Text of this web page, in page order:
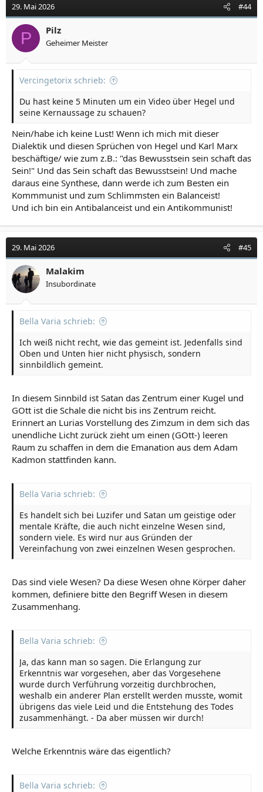
29. Mai 2026 #44
P Pilz
Geheimer Meister
Vercingetorix schrieb:
Du hast keine 5 Minuten um ein Video über Hegel und
seine Kernaussage zu schauen?
Nein/habe ich keine Lust! Wenn ich mich mit dieser
Dialektik und diesen Sprüchen von Hegel und Karl Marx
beschäftige/ wie zum z.B.: "das Bewusstsein sein schaft das
Sein!" Und das Sein schaft das Bewusstsein! Und mache
daraus eine Synthese, dann werde ich zum Besten ein
Kommmunist und zum Schlimmsten ein Balanceist!
Und ich bin ein Antibalanceist und ein Antikommunist!
29. Mai 2026 #45
Malakim
Insubordinate
Bella Varia schrieb:
Ich weiß nicht recht, wie das gemeint ist. Jedenfalls sind
Oben und Unten hier nicht physisch, sondern
sinnbildlich gemeint.
In diesem Sinnbild ist Satan das Zentrum einer Kugel und
GOtt ist die Schale die nicht bis ins Zentrum reicht.
Erinnert an Lurias Vorstellung des Zimzum in dem sich das
unendliche Licht zurück zieht um einen (GOtt-) leeren
Raum zu schaffen in dem die Emanation aus dem Adam
Kadmon stattfinden kann.
Bella Varia schrieb:
Es handelt sich bei Luzifer und Satan um geistige oder
mentale Kräfte, die auch nicht einzelne Wesen sind,
sondern viele. Es wird nur aus Gründen der
Vereinfachung von zwei einzelnen Wesen gesprochen.
Das sind viele Wesen? Da diese Wesen ohne Körper daher
kommen, definiere bitte den Begriff Wesen in diesem
Zusammenhang.
Bella Varia schrieb:
Ja, das kann man so sagen. Die Erlangung zur
Erkenntnis war vorgesehen, aber das Vorgesehene
wurde durch Verführung vorzeitig durchbrochen,
weshalb ein anderer Plan erstellt werden musste, womit
übrigens das viele Leid und die Entstehung des Todes
zusammenhängt. - Da aber müssen wir durch!
Welche Erkenntnis wäre das eigentlich?
Bella Varia schrieb: